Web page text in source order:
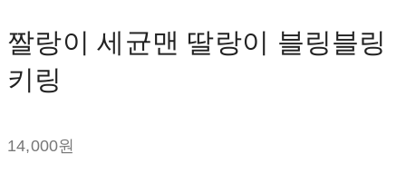
짤랑이 세균맨 딸랑이 블링블링
키링
14,000원